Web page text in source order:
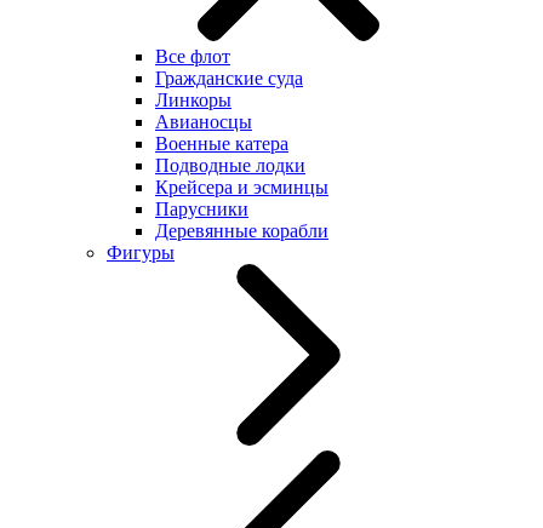
Все флот
Гражданские суда
Линкоры
Авианосцы
Военные катера
Подводные лодки
Крейсера и эсминцы
Парусники
Деревянные корабли
Фигуры